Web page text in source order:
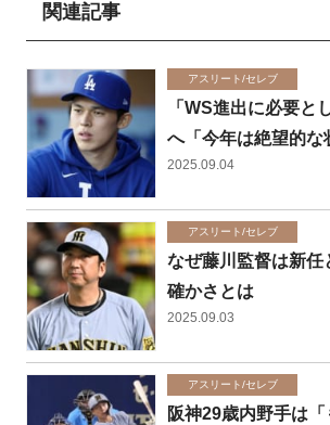
関連記事
アスリート/セレブ
「WS進出に必要
へ「今年は絶望的な
2025.09.04
アスリート/セレブ
なぜ藤川監督は新
確かさとは
2025.09.03
アスリート/セレブ
阪神29歳内野手は